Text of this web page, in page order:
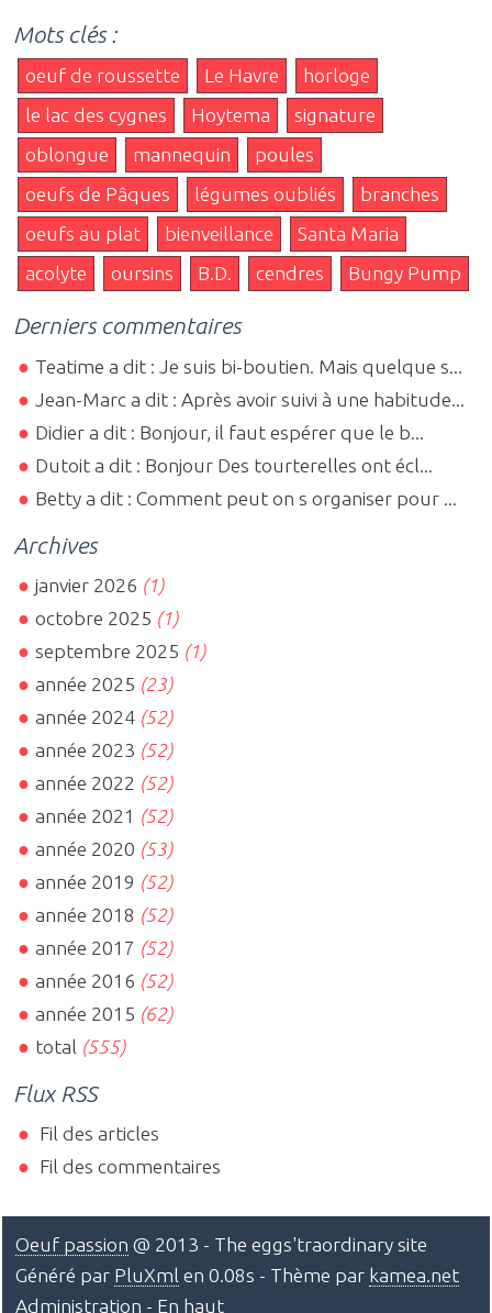
Mots clés :
oeuf de roussette Le Havre
horloge
le lac des cygnes
Hoytema
signature
oblongue
mannequin
poules
oeufs de Pâques
légumes oubliés
branches
oeufs au plat
bienveillance
Santa Maria
acolyte
oursins B.D. cendres Bungy Pump
Derniers commentaires
Teatime a dit : Je suis bi-boutien. Mais quelque s...
Jean-Marc a dit : Après avoir suivi à une habitude...
Didier a dit : Bonjour, il faut espérer que le b...
Dutoit a dit : Bonjour Des tourterelles ont écl...
Betty a dit : Comment peut on s organiser pour ...
Archives
janvier 2026 (1)
octobre 2025 (1)
septembre 2025 (1)
année 2025 (23)
année 2024 (52)
année 2023 (52)
année 2022 (52)
année 2021 (52)
année 2020 (53)
année 2019 (52)
année 2018 (52)
année 2017 (52)
année 2016 (52)
année 2015 (62)
total (555)
Flux RSS
Fil des articles
Fil des commentaires
Oeuf passion @ 2013 - The eggs'traordinary site
Généré par PluXml en 0.08s - Thème par kamea.net
Administration - En haut